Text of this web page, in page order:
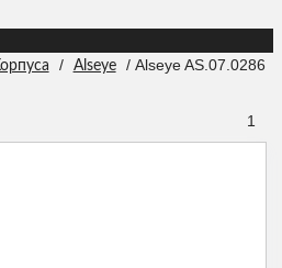
/ Alseye
/ Alseye AS.07.0286
1